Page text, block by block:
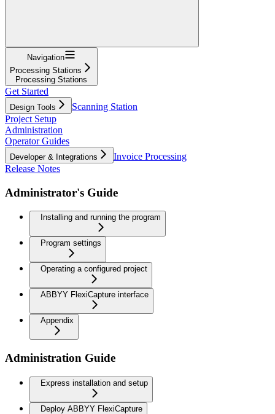
Navigation
Processing Stations
Processing Stations
Get Started
Design Tools
Scanning Station
Project Setup
Administration
Operator Guides
Developer & Integrations
Invoice Processing
Release Notes
Administrator's Guide
Installing and running the program
Program settings
Operating a configured project
ABBYY FlexiCapture interface
Appendix
Administration Guide
Express installation and setup
Deploy ABBYY FlexiCapture